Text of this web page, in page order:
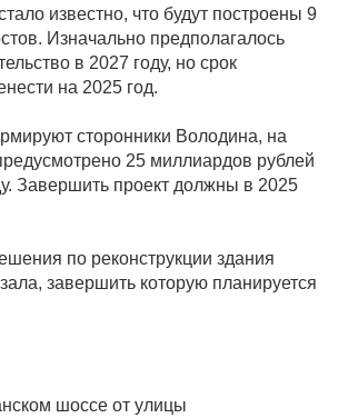
известно, что будут построены 9
Изначально предполагалось
в 2027 году, но срок
на 2025 год.
сторонники Володина, на
25 миллиардов рублей
Завершить проект должны в 2025
по реконструкции здания
завершить которую планируется
шоссе от улицы